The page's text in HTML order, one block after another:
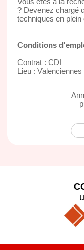
? Devenez chargé
techniques en plein
Conditions
Contrat : CDI
Lieu : Valenciennes